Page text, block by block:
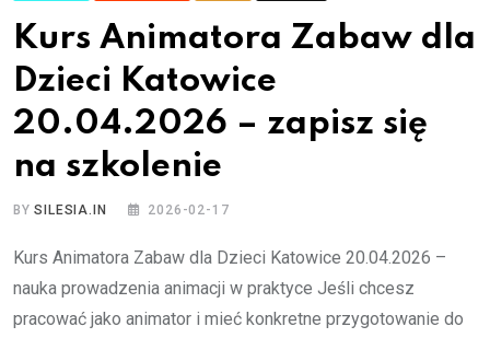
Kurs Animatora Zabaw dla
Dzieci Katowice
20.04.2026 – zapisz się
na szkolenie
BYSILESIA.IN 2026-02-17
Kurs Animatora Zabaw dla Dzieci Katowice 20.04.2026 –
nauka prowadzenia animacji w praktyce Jeśli chcesz
pracować jako animator i mieć konkretne przygotowanie do